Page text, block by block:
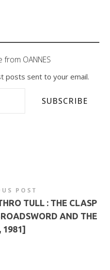
OANNES
posts sent to your email.
SUBSCRIBE
POST
TULL : THE CLASP
AND THE
1981]